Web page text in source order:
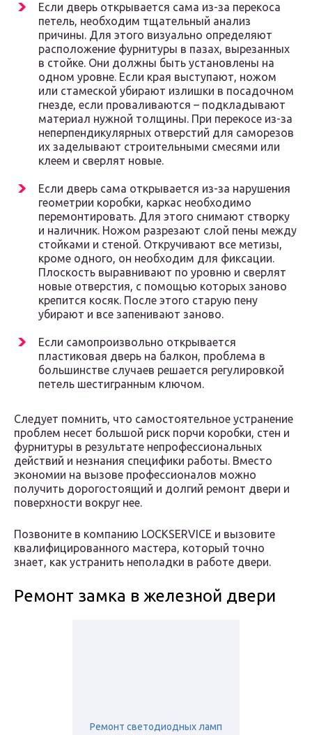
Если дверь открывается сама из-за перекоса
петель, необходим тщательный анализ
причины. Для этого визуально определяют
расположение фурнитуры в пазах, вырезанных
в стойке. Они должны быть установлены на
одном уровне. Если края выступают, ножом
или стамеской убирают излишки в посадочном
гнезде, если проваливаются – подкладывают
материал нужной толщины. При перекосе из-за
неперпендикулярных отверстий для саморезов
их заделывают строительными смесями или
клеем и сверлят новые.
Если дверь сама открывается из-за нарушения
геометрии коробки, каркас необходимо
перемонтировать. Для этого снимают створку
и наличник. Ножом разрезают слой пены между
стойками и стеной. Откручивают все метизы,
кроме одного, он необходим для фиксации.
Плоскость выравнивают по уровню и сверлят
новые отверстия, с помощью которых заново
крепится косяк. После этого старую пену
убирают и все запенивают заново.
Если самопроизвольно открывается
пластиковая дверь на балкон, проблема в
большинстве случаев решается регулировкой
петель шестигранным ключом.
Следует помнить, что самостоятельное устранение
проблем несет большой риск порчи коробки, стен и
фурнитуры в результате непрофессиональных
действий и незнания специфики работы. Вместо
экономии на вызове профессионалов можно
получить дорогостоящий и долгий ремонт двери и
поверхности вокруг нее.
Позвоните в компанию LOCKSERVICE и вызовите
квалифицированного мастера, который точно
знает, как устранить неполадки в работе двери.
Ремонт замка в железной двери
Ремонт светодиодных ламп